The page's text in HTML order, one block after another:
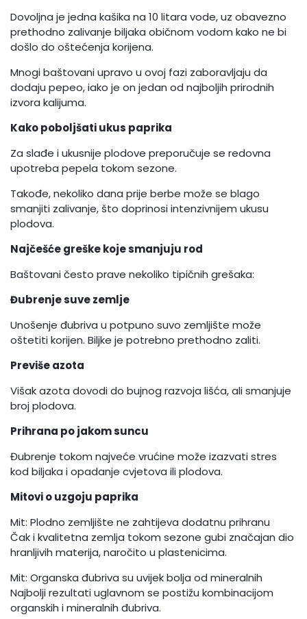
Dovoljna je jedna kašika na 10 litara vode, uz obavezno
prethodno zalivanje biljaka običnom vodom kako ne bi
došlo do oštećenja korijena.
Mnogi baštovani upravo u ovoj fazi zaboravljaju da
dodaju pepeo, iako je on jedan od najboljih prirodnih
izvora kalijuma.
Kako poboljšati ukus paprika
Za slađe i ukusnije plodove preporučuje se redovna
upotreba pepela tokom sezone.
Takođe, nekoliko dana prije berbe može se blago
smanjiti zalivanje, što doprinosi intenzivnijem ukusu
plodova.
Najčešće greške koje smanjuju rod
Baštovani često prave nekoliko tipičnih grešaka:
Đubrenje suve zemlje
Unošenje đubriva u potpuno suvo zemljište može
oštetiti korijen. Biljke je potrebno prethodno zaliti.
Previše azota
Višak azota dovodi do bujnog razvoja lišća, ali smanjuje
broj plodova.
Prihrana po jakom suncu
Đubrenje tokom najveće vrućine može izazvati stres
kod biljaka i opadanje cvjetova ili plodova.
Mitovi o uzgoju paprika
Mit: Plodno zemljište ne zahtijeva dodatnu prihranu
Čak i kvalitetna zemlja tokom sezone gubi značajan dio
hranljivih materija, naročito u plastenicima.
Mit: Organska đubriva su uvijek bolja od mineralnih
Najbolji rezultati uglavnom se postižu kombinacijom
organskih i mineralnih đubriva.